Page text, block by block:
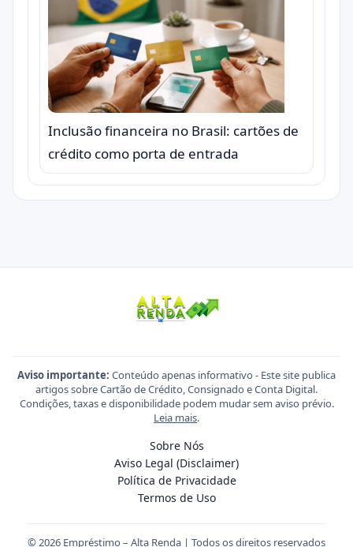
Inclusão financeira no Brasil: cartões de
crédito como porta de entrada
Aviso importante: Conteúdo apenas informativo - Este site publica
artigos sobre Cartão de Crédito, Consignado e Conta Digital.
Condições, taxas e disponibilidade podem mudar sem aviso prévio.
Leia mais.
Sobre Nós
Aviso Legal (Disclaimer)
Política de Privacidade
Termos de Uso
© 2026 Empréstimo – Alta Renda | Todos os direitos reservados